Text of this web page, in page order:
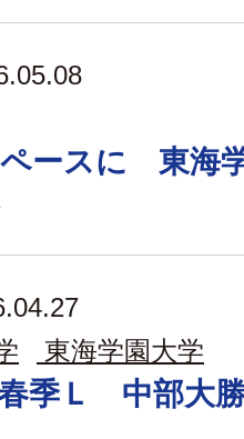
ースに 東海
東海学園大学
季Ｌ 中部大